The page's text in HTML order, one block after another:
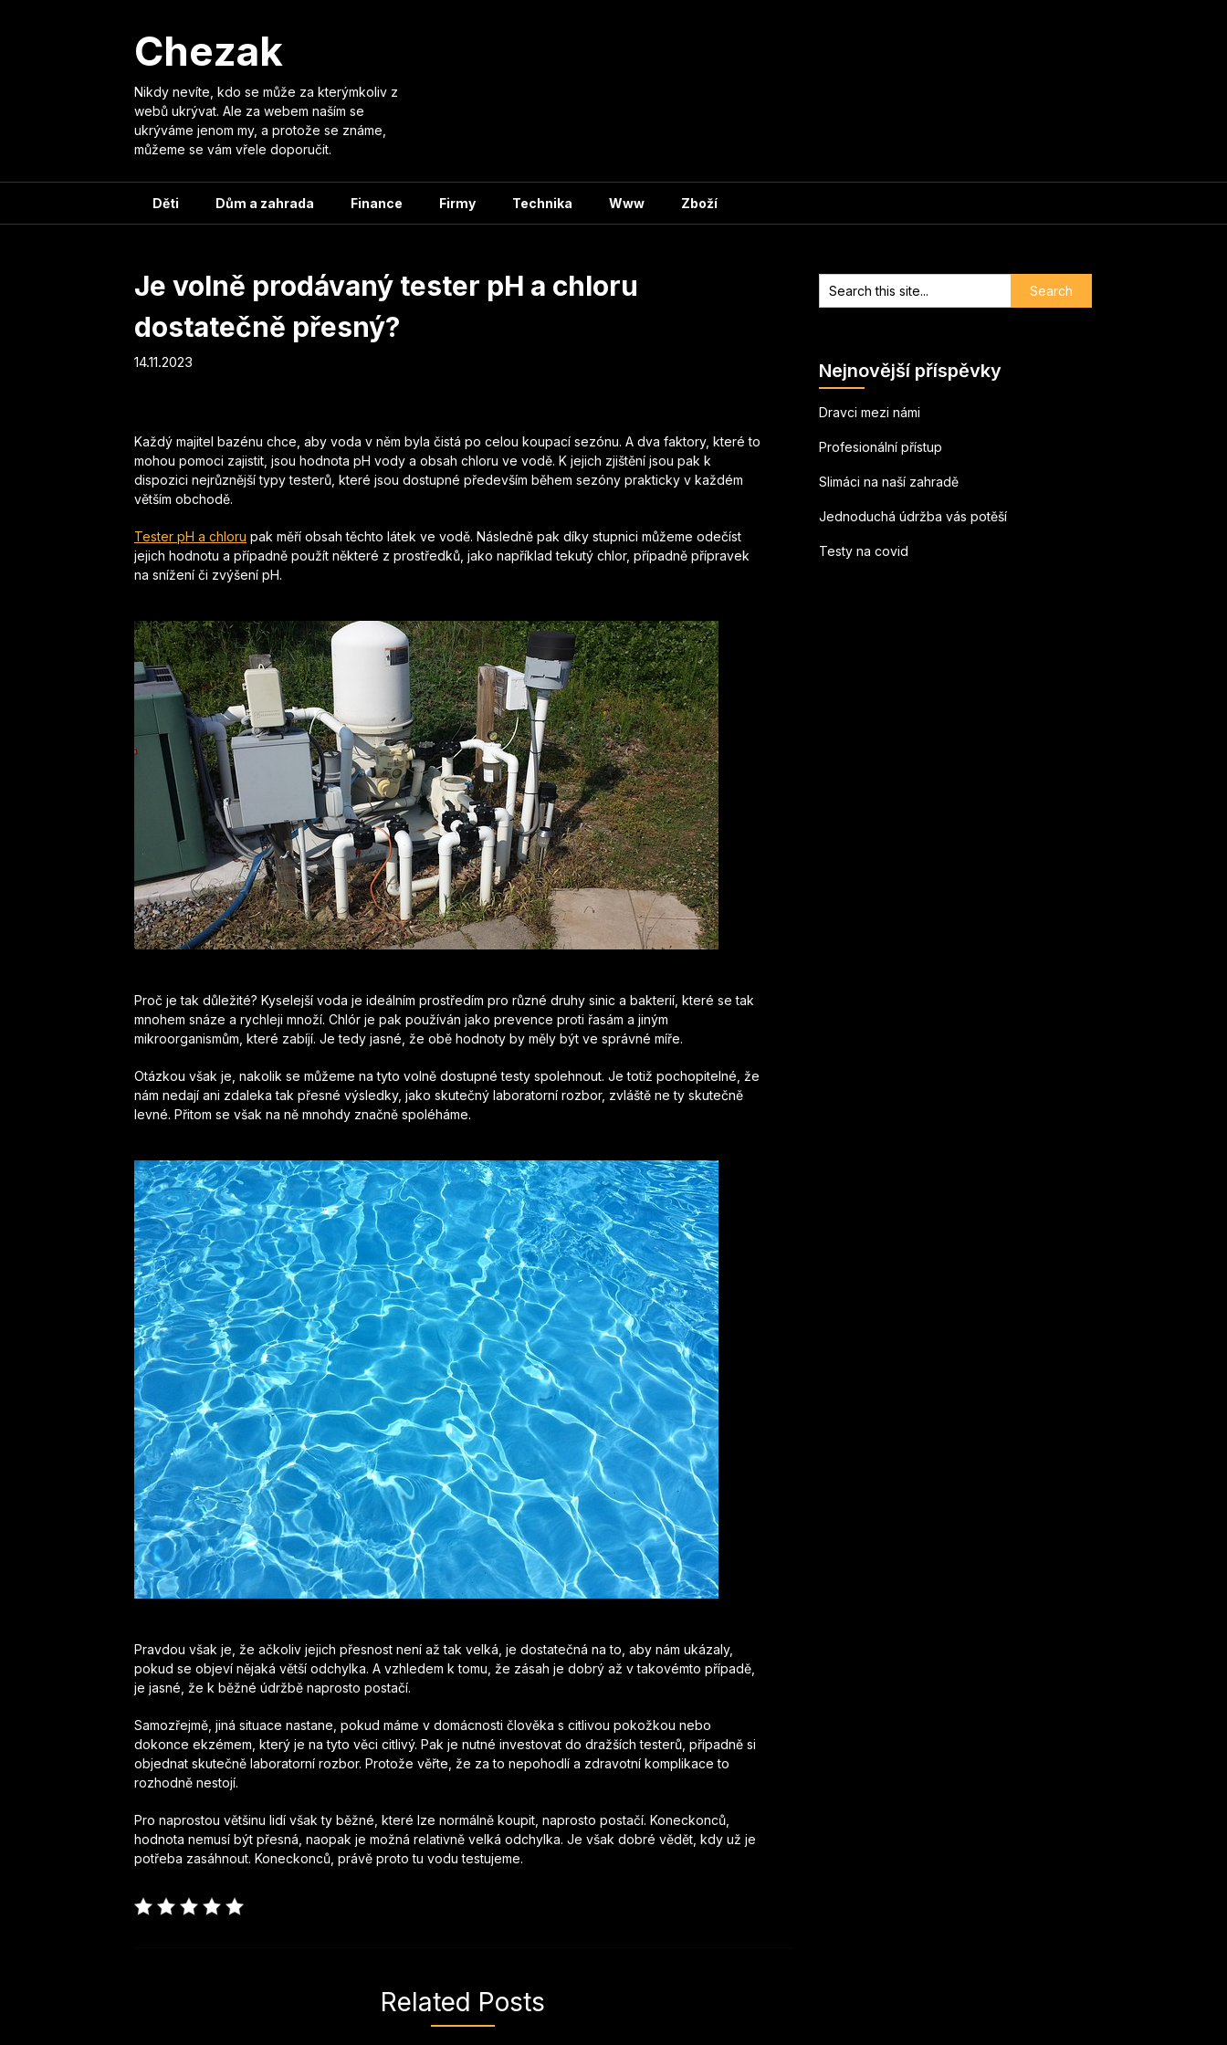
Chezak
Nikdy nevíte, kdo se může za kterýmkoliv z
webů ukrývat. Ale za webem naším se
ukrýváme jenom my, a protože se známe,
můžeme se vám vřele doporučit.
Děti Dům a zahrada Finance Firmy Technika Www Zboží
Je volně prodávaný tester pH a chloru
dostatečně přesný?
14.11.2023
Každý majitel bazénu chce, aby voda v něm byla čistá po celou koupací sezónu. A dva faktory, které to
mohou pomoci zajistit, jsou hodnota pH vody a obsah chloru ve vodě. K jejich zjištění jsou pak k
dispozici nejrůznější typy testerů, které jsou dostupné především během sezóny prakticky v každém
větším obchodě.
Tester pH a chloru pak měří obsah těchto látek ve vodě. Následně pak díky stupnici můžeme odečíst
jejich hodnotu a případně použít některé z prostředků, jako například tekutý chlor, případně přípravek
na snížení či zvýšení pH.
Proč je tak důležité? Kyselejší voda je ideálním prostředím pro různé druhy sinic a bakterií, které se tak
mnohem snáze a rychleji množí. Chlór je pak používán jako prevence proti řasám a jiným
mikroorganismům, které zabíjí. Je tedy jasné, že obě hodnoty by měly být ve správné míře.
Otázkou však je, nakolik se můžeme na tyto volně dostupné testy spolehnout. Je totiž pochopitelné, že
nám nedají ani zdaleka tak přesné výsledky, jako skutečný laboratorní rozbor, zvláště ne ty skutečně
levné. Přitom se však na ně mnohdy značně spoléháme.
Pravdou však je, že ačkoliv jejich přesnost není až tak velká, je dostatečná na to, aby nám ukázaly,
pokud se objeví nějaká větší odchylka. A vzhledem k tomu, že zásah je dobrý až v takovémto případě,
je jasné, že k běžné údržbě naprosto postačí.
Samozřejmě, jiná situace nastane, pokud máme v domácnosti člověka s citlivou pokožkou nebo
dokonce ekzémem, který je na tyto věci citlivý. Pak je nutné investovat do dražších testerů, případně si
objednat skutečně laboratorní rozbor. Protože věřte, že za to nepohodlí a zdravotní komplikace to
rozhodně nestojí.
Pro naprostou většinu lidí však ty běžné, které lze normálně koupit, naprosto postačí. Koneckonců,
hodnota nemusí být přesná, naopak je možná relativně velká odchylka. Je však dobré vědět, kdy už je
potřeba zasáhnout. Koneckonců, právě proto tu vodu testujeme.
Related Posts
Nejnovější příspěvky
Dravci mezi námi
Profesionální přístup
Slimáci na naší zahradě
Jednoduchá údržba vás potěší
Testy na covid